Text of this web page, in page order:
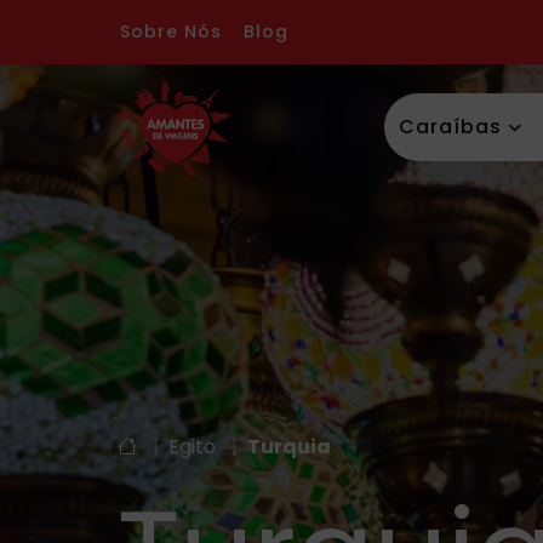
Sobre Nós Blog
Caraíbas
| Egito | Turquia